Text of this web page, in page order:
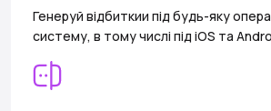
Генеруй відбиткии під будь-яку
систему, в тому числі під iOS та